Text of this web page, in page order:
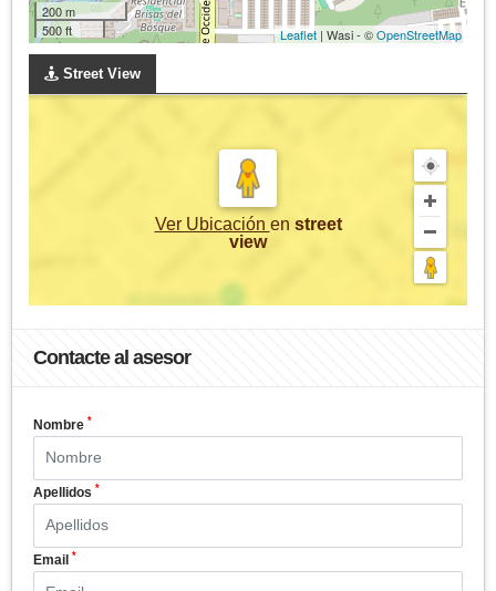
200 m
500 ft
Leaflet | Wasi - ©OpenStreetMap
Street View
Ver Ubicación en street
view
Contacte al asesor
Nombre *
Apellidos *
Email *